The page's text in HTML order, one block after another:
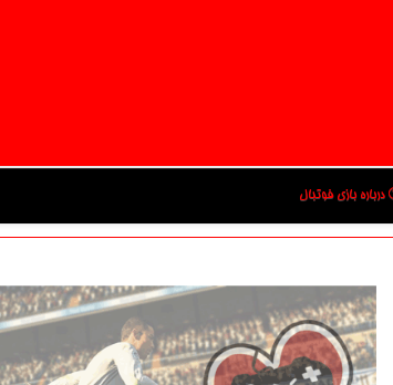
درباره بازی فوتبال